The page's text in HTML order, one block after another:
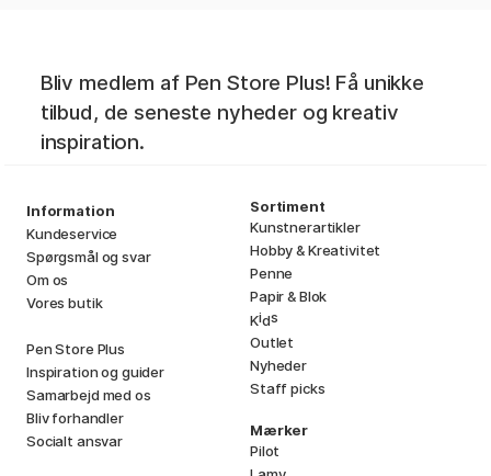
Bliv medlem af Pen Store Plus! Få unikke
tilbud, de seneste nyheder og kreativ
inspiration.
Information
Kundeservice
Spørgsmål og svar
Om os
Vores butik
Pen Store Plus
Inspiration og guider
Samarbejd med os
Bliv forhandler
Socialt ansvar
Sortiment
Kunstnerartikler
Hobby & Kreativitet
Penne
Papir & Blok
Kids
Outlet
Nyheder
Staff picks
Mærker
Pilot